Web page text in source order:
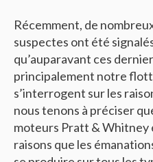
Récemment, de
suspectes ont été
qu’auparavant ces
principalement notre
s’interrogent sur les
nous tenons à préciser
moteurs Pratt & Whitney
raisons que les